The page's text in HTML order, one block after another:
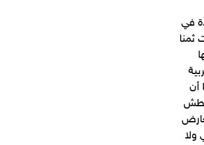
في
ثمنا
أن
ولا